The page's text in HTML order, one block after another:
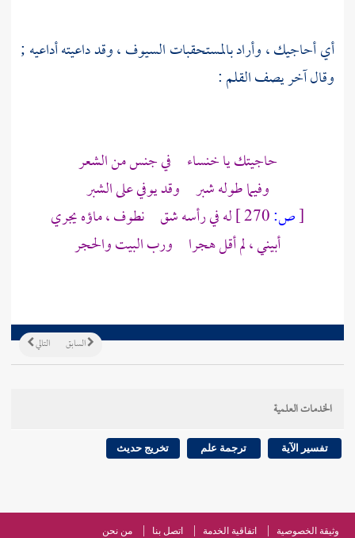
أي أحاجيك ، وأراد بالمستحقبات السيوف ، وقد داعيته أداعيه ;
وقال آخر يصف القلم :
حاجيتك ياخنساء في جنس من الشعر
وفيما طوله شبر وقد يوفي على الشبر
[ص:
له في رأسه شق نطوف ، ماؤه يجري
أبيني ، لم أقل هجرا ورب البيت والحجر
التالي السابق
الخدمات العلمية
تفسير الآية ترجمة علم تخريج حديث
وثيقة الخصوصية اتفاقية الخدمة اتصل بنا من نحن